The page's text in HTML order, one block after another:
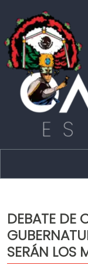
Capital
Policíaca
Cultura
DEBATE DE
SERÁN LOS